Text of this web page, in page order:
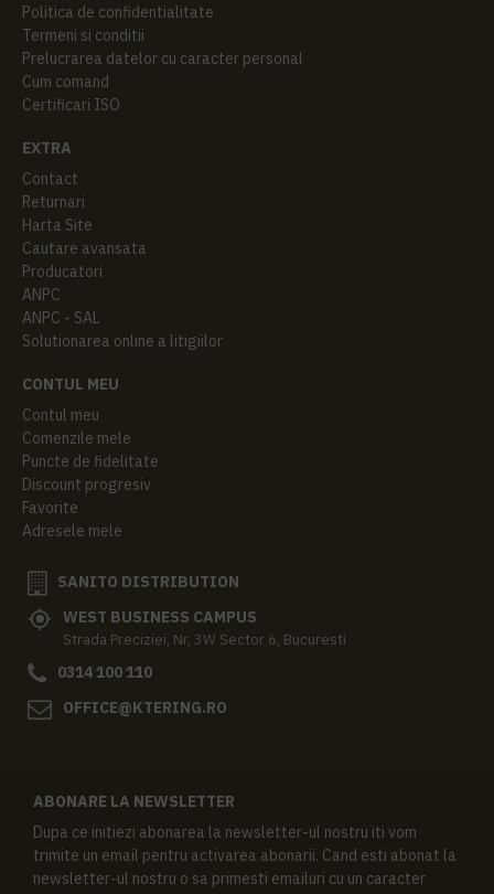
Politica de confidentialitate
Termeni si conditii
Prelucrarea datelor cu caracter personal
Cum comand
Certificari ISO
EXTRA
Contact
Returnari
Harta Site
Cautare avansata
Producatori
ANPC
ANPC - SAL
Solutionarea online a litigiilor
CONTUL MEU
Contul meu
Comenzile mele
Puncte de fidelitate
Discount progresiv
Favorite
Adresele mele
SANITO DISTRIBUTION
WEST BUSINESS CAMPUS
Strada Preciziei, Nr, 3W Sector 6, Bucuresti
0314 100 110
OFFICE@KTERING.RO
ABONARE LA NEWSLETTER
Dupa ce initiezi abonarea la newsletter-ul nostru iti vom
trimite un email pentru activarea abonarii. Cand esti abonat la
newsletter-ul nostru o sa primesti emailuri cu un caracter